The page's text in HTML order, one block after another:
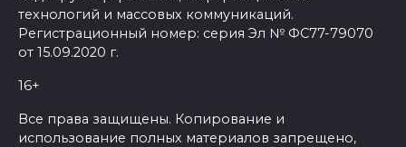
технологий и массовых коммуникаций.
Регистрационный номер: серия Эл № ФС77-79070
от 15.09.2020 г.
16+
Все права защищены. Копирование и
использование полных материалов запрещено,